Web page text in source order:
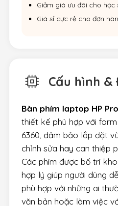
Giảm giá ưu đãi cho học
Giá sỉ cực rẻ cho đơn
Cấu hình &
Bàn phím laptop HP
thiết kế phù hợp với
6360, đảm bảo lắp đặt
chỉnh sửa hay can thiệp
Các phím được bố trí
hợp lý giúp người dùng
phù hợp với những ai
văn bản hoặc làm việc